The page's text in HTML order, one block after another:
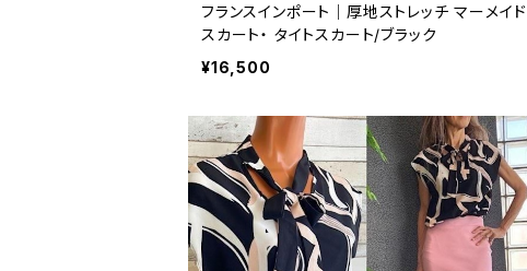
フランスインポート｜厚地ストレッチ マーメイド
スカート・ タイトスカート/ブラック
¥16,500